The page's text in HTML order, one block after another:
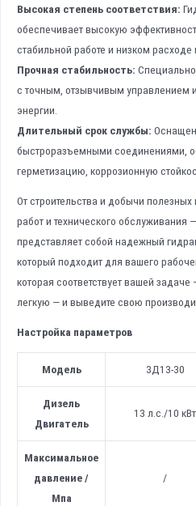
Высокая степень соответствия:
обеспечивает высокую
стабильной работе и низком расходе
Прочная стабильность:
с точным, отзывчивым управлением
энергии.
Длительный срок службы:
быстроразъемными соединениями,
герметизацию, коррозионную
От строительства и добычи
работ и технического обслуживания
представляет собой надежный
который подходит для вашего
которая соответствует вашей
легкую — и выведите свою
Настройка параметров
Модель ЗД13-30
Дизель
Двигатель
13 л.с./10 кВт
Максимальное
давление/
Мпа
/